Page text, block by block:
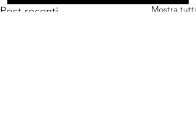
Post recenti Mostra tutti